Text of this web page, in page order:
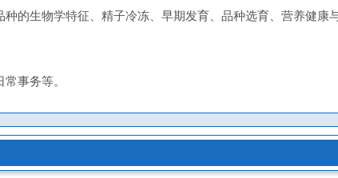
的生物学特征、精子冷冻、早期发育、品种选育、营养健
事务等。